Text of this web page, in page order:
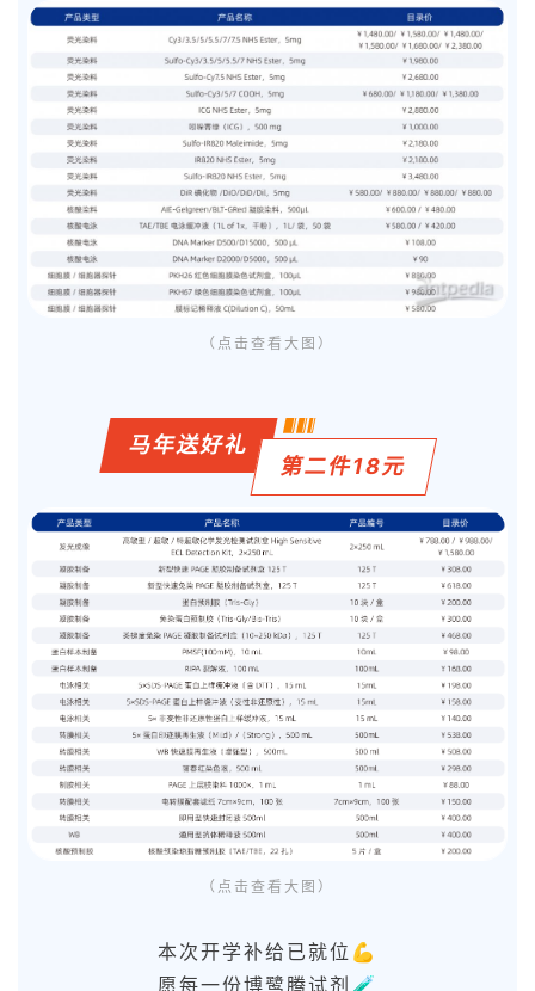
（点击查看大图）
马年送好礼
第二件18元
（点击查看大图）
本次开学补给已就位💪
愿每一份博鹭腾试剂🧪